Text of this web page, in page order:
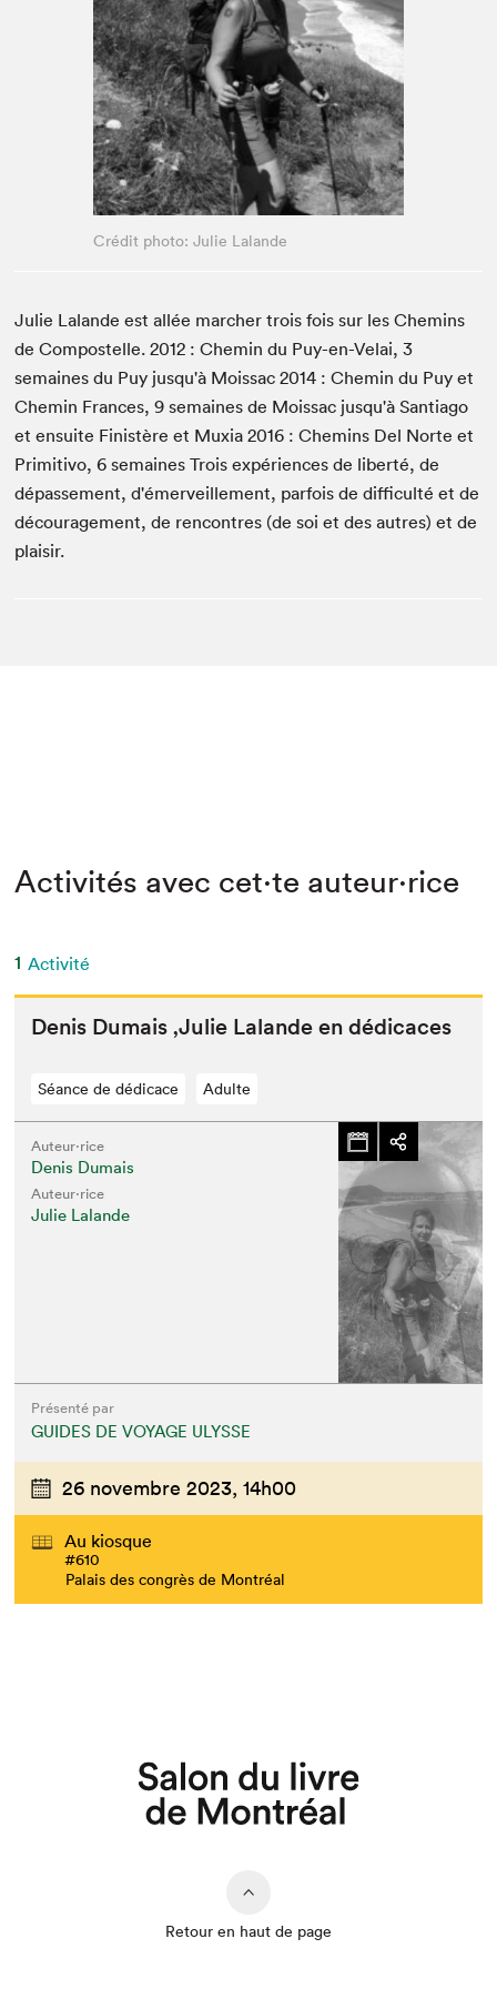
Espace médias
Crédit photo: Julie Lalande
Julie Lalande est allée marcher trois fois sur les Chemins
de Compostelle. 2012 : Chemin du Puy-en-Velai, 3
semaines du Puy jusqu'à Moissac 2014 : Chemin du Puy et
Chemin Frances, 9 semaines de Moissac jusqu'à Santiago
et ensuite Finistère et Muxia 2016 : Chemins Del Norte et
Primitivo, 6 semaines Trois expériences de liberté, de
dépassement, d'émerveillement, parfois de difficulté et de
découragement, de rencontres (de soi et des autres) et de
plaisir.
Activités avec cet·te auteur·rice
1 Activité
Denis Dumais‚Julie Lalande en dédicaces
Séance de dédicace Adulte
Auteur·rice
Denis Dumais
Auteur·rice
Julie Lalande
Présenté par
GUIDES DE VOYAGE ULYSSE
26 novembre 2023, 14h00
Au kiosque
#610
Palais des congrès de Montréal
Retour en haut de page